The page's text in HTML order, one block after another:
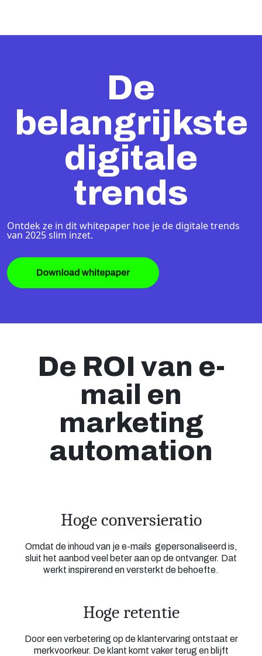
De
belangrijkste
digitale
trends
Ontdek ze in dit whitepaper hoe je de digitale trends
van 2025 slim inzet.
De ROI van e-
mail en
marketing
automation
Hoge conversieratio
Omdat de inhoud van je e-mails gepersonaliseerd is,
sluit het aanbod veel beter aan op de ontvanger. Dat
werkt inspirerend en versterkt de behoefte.
Hoge retentie
Door een verbetering op de klantervaring ontstaat er
merkvoorkeur. De klant komt vaker terug en blijft